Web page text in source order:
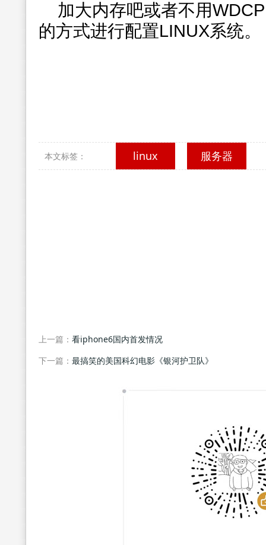
加大内存吧或者不用
的方式进行配置LINUX系统。
本文标签： linux 服务器
上一篇： 看iphone6国内首发情况
下一篇： 最搞笑的美国科幻电影《银河护卫队》